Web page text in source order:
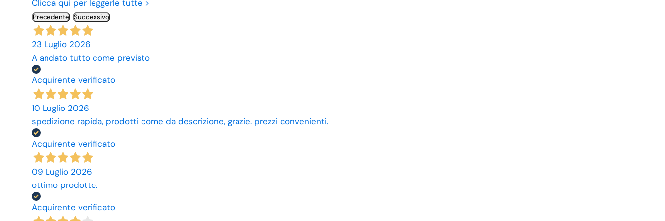
Clicca qui per leggerle tutte >
Precedente Successivo
23 Luglio 2026
A andato tutto come previsto
Acquirente verificato
10 Luglio 2026
spedizione rapida, prodotti come da descrizione, grazie. prezzi convenienti.
Acquirente verificato
09 Luglio 2026
ottimo prodotto.
Acquirente verificato